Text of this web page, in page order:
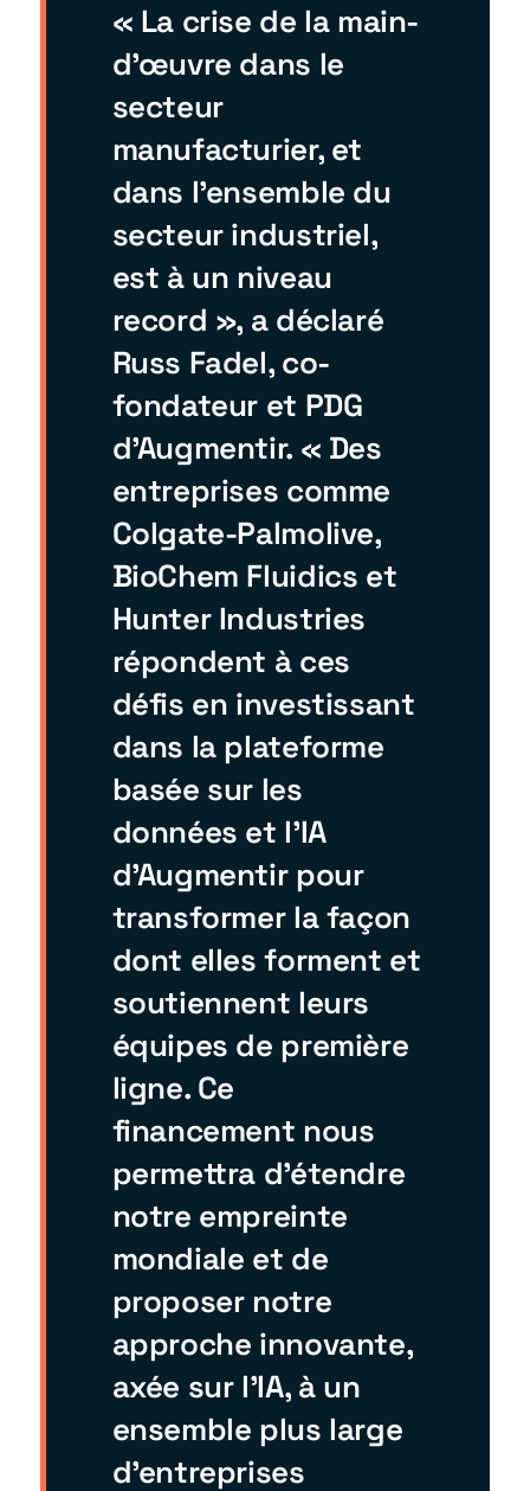
« La crise de la main-
d'œuvre dans le
secteur
manufacturier, et
dans l'ensemble du
secteur industriel,
est à un niveau
record », a déclaré
Russ Fadel, co-
fondateur et PDG
d'Augmentir. « Des
entreprises comme
Colgate-Palmolive,
BioChem Fluidics et
Hunter Industries
répondent à ces
défis en investissant
dans la plateforme
basée sur les
données et l'IA
d'Augmentir pour
transformer la façon
dont elles forment et
soutiennent leurs
équipes de première
ligne. Ce
financement nous
permettra d'étendre
notre empreinte
mondiale et de
proposer notre
approche innovante,
axée sur l'IA, à un
ensemble plus large
d'entreprises